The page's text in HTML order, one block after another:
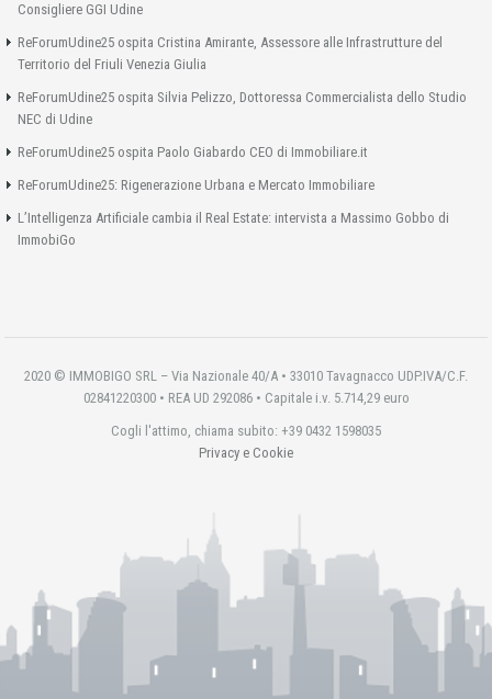
Consigliere GGI Udine
ReForumUdine25 ospita Cristina Amirante, Assessore alle Infrastrutture del
Territorio del Friuli Venezia Giulia
ReForumUdine25 ospita Silvia Pelizzo, Dottoressa Commercialista dello Studio
NEC di Udine
ReForumUdine25 ospita Paolo Giabardo CEO di Immobiliare.it
ReForumUdine25: Rigenerazione Urbana e Mercato Immobiliare
L’Intelligenza Artificiale cambia il Real Estate: intervista a Massimo Gobbo di
ImmobiGo
2020 © IMMOBIGO SRL – Via Nazionale 40/A • 33010 Tavagnacco UDP.IVA/C.F.
02841220300 • REA UD 292086 • Capitale i.v. 5.714,29 euro
Cogli l'attimo, chiama subito: +39 0432 1598035
Privacy e Cookie